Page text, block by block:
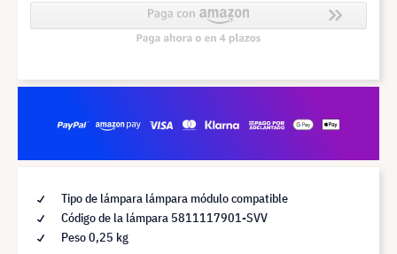
Tipo de lámpara lámpara módulo compatible
Código de la lámpara 5811117901-SVV
Peso 0,25 kg